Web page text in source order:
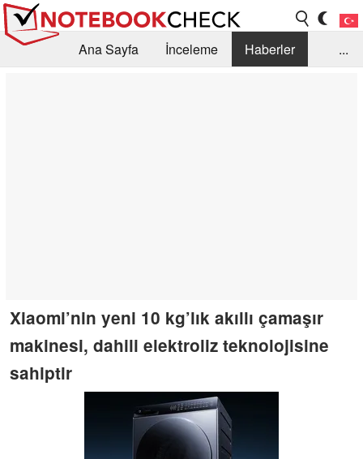
Ana Sayfa İnceleme
Haberler
...
Xiaomi’nin yeni 10 kg’lık akıllı çamaşır
makinesi, dahili elektroliz teknolojisine
sahiptir